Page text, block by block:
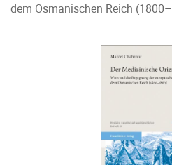
dem Osmanischen Reich